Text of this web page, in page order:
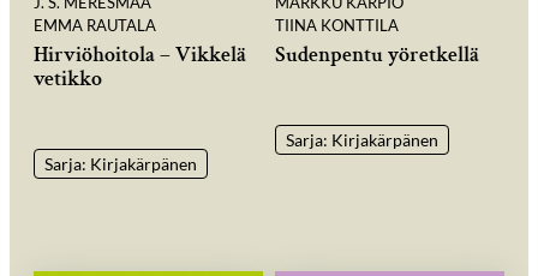
EMMA RAUTALA
Hirviöhoitola – Vikkelä
vetikko
Sarja: Kirjakärpänen
TIINA KONTTILA
Sudenpentu yöretkellä
Sarja: Kirjakärpänen